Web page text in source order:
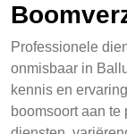
Professionele
onmisbaar in
kennis en
boomsoort aan